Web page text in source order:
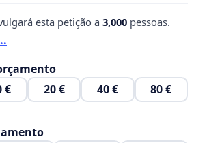
o poder público para que
a memória e a cultura.
esta petição a 3,000 pessoas.
€ 20 € 40 € 80 €